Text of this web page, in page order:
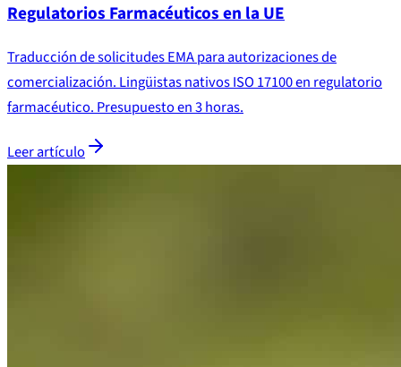
Regulatorios Farmacéuticos en la UE
Traducción de solicitudes EMA para autorizaciones de
comercialización. Lingüistas nativos ISO 17100 en regulatorio
farmacéutico. Presupuesto en 3 horas.
Leer artículo